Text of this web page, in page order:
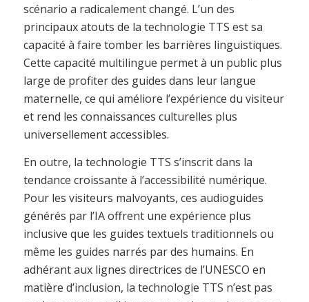
scénario a radicalement changé. L’un des
principaux atouts de la technologie TTS est sa
capacité à faire tomber les barrières linguistiques.
Cette capacité multilingue permet à un public plus
large de profiter des guides dans leur langue
maternelle, ce qui améliore l’expérience du visiteur
et rend les connaissances culturelles plus
universellement accessibles.
En outre, la technologie TTS s’inscrit dans la
tendance croissante à l’accessibilité numérique.
Pour les visiteurs malvoyants, ces audioguides
générés par l’IA offrent une expérience plus
inclusive que les guides textuels traditionnels ou
même les guides narrés par des humains. En
adhérant aux lignes directrices de l’UNESCO en
matière d’inclusion, la technologie TTS n’est pas